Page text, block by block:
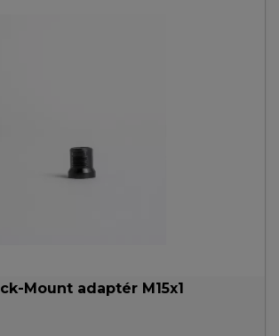
Mount adaptér M15x1